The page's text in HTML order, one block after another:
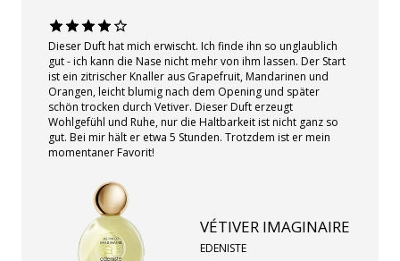
Dieser Duft hat mich erwischt. Ich finde ihn so unglaublich
gut - ich kann die Nase nicht mehr von ihm lassen. Der Start
ist ein zitrischer Knaller aus Grapefruit, Mandarinen und
Orangen, leicht blumig nach dem Opening und später
schön trocken durch Vetiver. Dieser Duft erzeugt
Wohlgefühl und Ruhe, nur die Haltbarkeit ist nicht ganz so
gut. Bei mir hält er etwa 5 Stunden. Trotzdem ist er mein
momentaner Favorit!
VÉTIVER IMAGINAIRE
EDENISTE